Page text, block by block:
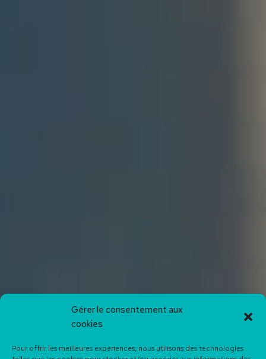
Gérer le consentement aux
cookies
Pour offrir les meilleures expériences, nous utilisons des technologies